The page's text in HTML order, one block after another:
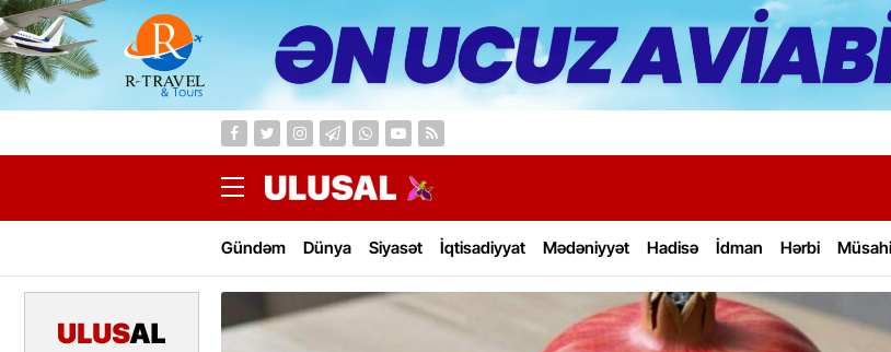
Gündəm Dünya Siyasət İqtisadiyyat Mədəniyyət Hadisə İdman Hərbi